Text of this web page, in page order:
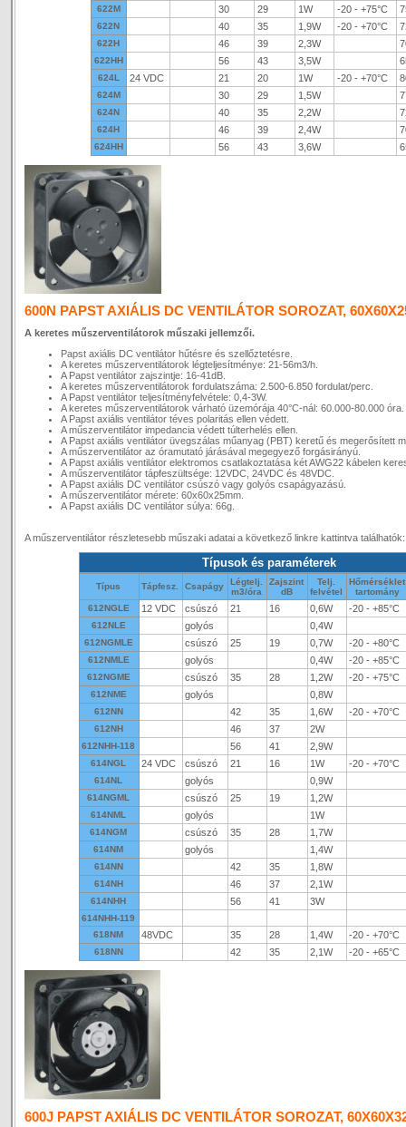
622M 30 29 1W -20 - +75°C
622N 40 35 1,9W -20 - +70°C
622H 46 39 2,3W
622HH 56 43 3,5W
624L 24 VDC 21 20 1W -20 - +70°C
624M 30 29 1,5W
624N 40 35 2,2W
624H 46 39 2,4W
624HH 56 43 3,6W
600N PAPST AXIÁLIS DC VENTILÁTOR SOROZAT,
A keretes műszerventilátorok műszaki jellemzői.
Papst axiális DC ventilátor hűtésre és szellőztetésre.
A keretes műszerventilátorok légteljesítménye: 21-56m3/h.
A Papst ventilátor zajszintje: 16-41dB.
A keretes műszerventilátorok fordulatszáma: 2.500-6.850 fordulat/perc.
A Papst ventilátor teljesítményfelvétele: 0,4-3W.
A keretes műszerventilátorok várható üzemórája 40°C-nál: 60.000-80.000 óra.
A Papst axiális ventilátor téves polaritás ellen védett.
A műszerventilátor impedancia védett túlterhelés ellen.
A Papst axiális ventilátor üvegszálas műanyag (PBT) keretű és megerősített
A műszerventilátor az óramutató járásával megegyező forgásirányú.
A Papst axiális ventilátor elektromos csatlakoztatása két AWG22 kábelen
A műszerventilátor tápfeszültsége: 12VDC, 24VDC és 48VDC.
A Papst axiális DC ventilátor csúszó vagy golyós csapágyazású.
A műszerventilátor mérete: 60x60x25mm.
A Papst axiális DC ventilátor súlya: 66g.
A műszerventilátor részletesebb műszaki adatai a következő linkre kattintva
Típusok és paraméterek
Típus Tápfesz. Csapágy
Légtelj.
m3/óra
Zajszint
dB
Telj.
felvétel
Hőmérséklet
tartomány
612NGLE
12 VDC csúszó 21 16 0,6W -20 - +85°C
612NLE golyós 0,4W
612NGMLE csúszó 25 19 0,7W -20 - +80°C
612NMLE golyós 0,4W -20 - +85°C
612NGME csúszó 35 28 1,2W -20 - +75°C
612NME golyós 0,8W
612NN 42 35 1,6W -20 - +70°C
612NH 46 37 2W
612NHH-118 56 41 2,9W
614NGL 24 VDC csúszó 21 16 1W -20 - +70°C
614NL golyós 0,9W
614NGML csúszó 25 19 1,2W
614NML golyós 1W
614NGM csúszó 35 28 1,7W
614NM golyós 1,4W
614NN 42 35 1,8W
614NH 46 37 2,1W
614NHH 56 41 3W
614NHH-119
618NM
48VDC 35 28 1,4W -20 - +70°C
618NN 42 35 2,1W -20 - +65°C
600J PAPST AXIÁLIS DC VENTILÁTOR SOROZAT,